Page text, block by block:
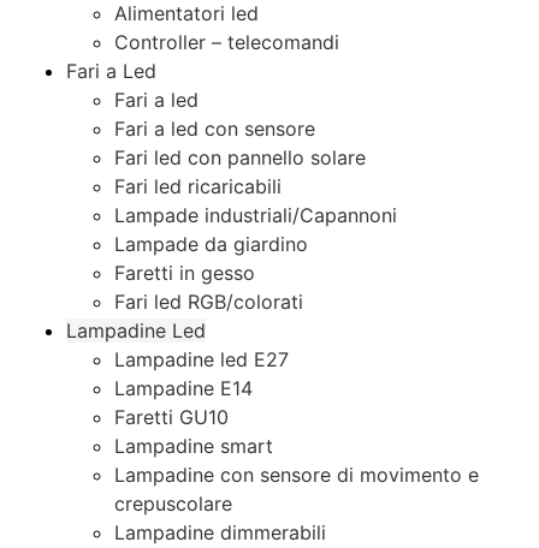
Alimentatori led
Controller – telecomandi
Fari a Led
Fari a led
Fari a led con sensore
Fari led con pannello solare
Fari led ricaricabili
Lampade industriali/Capannoni
Lampade da giardino
Faretti in gesso
Fari led RGB/colorati
Lampadine Led
Lampadine led E27
Lampadine E14
Faretti GU10
Lampadine smart
Lampadine con sensore di movimento e
crepuscolare
Lampadine dimmerabili